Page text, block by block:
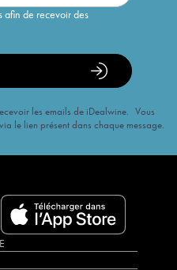
afin de recevoir des
les emails de iDealwine. Vous
le lien présent dans chaque message.